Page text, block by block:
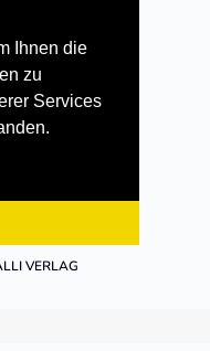
Ihnen die
zu
Services
VERLAG